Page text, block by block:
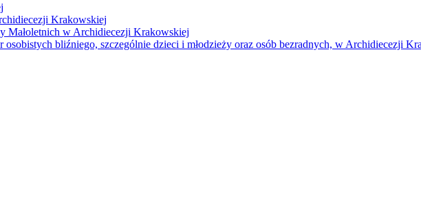
Krakowskiej
Małoletnich w Archidiecezji Krakowskiej
osobistych bliźniego, szczególnie dzieci i młodzieży oraz osób bezradnych, w Archidiecezji